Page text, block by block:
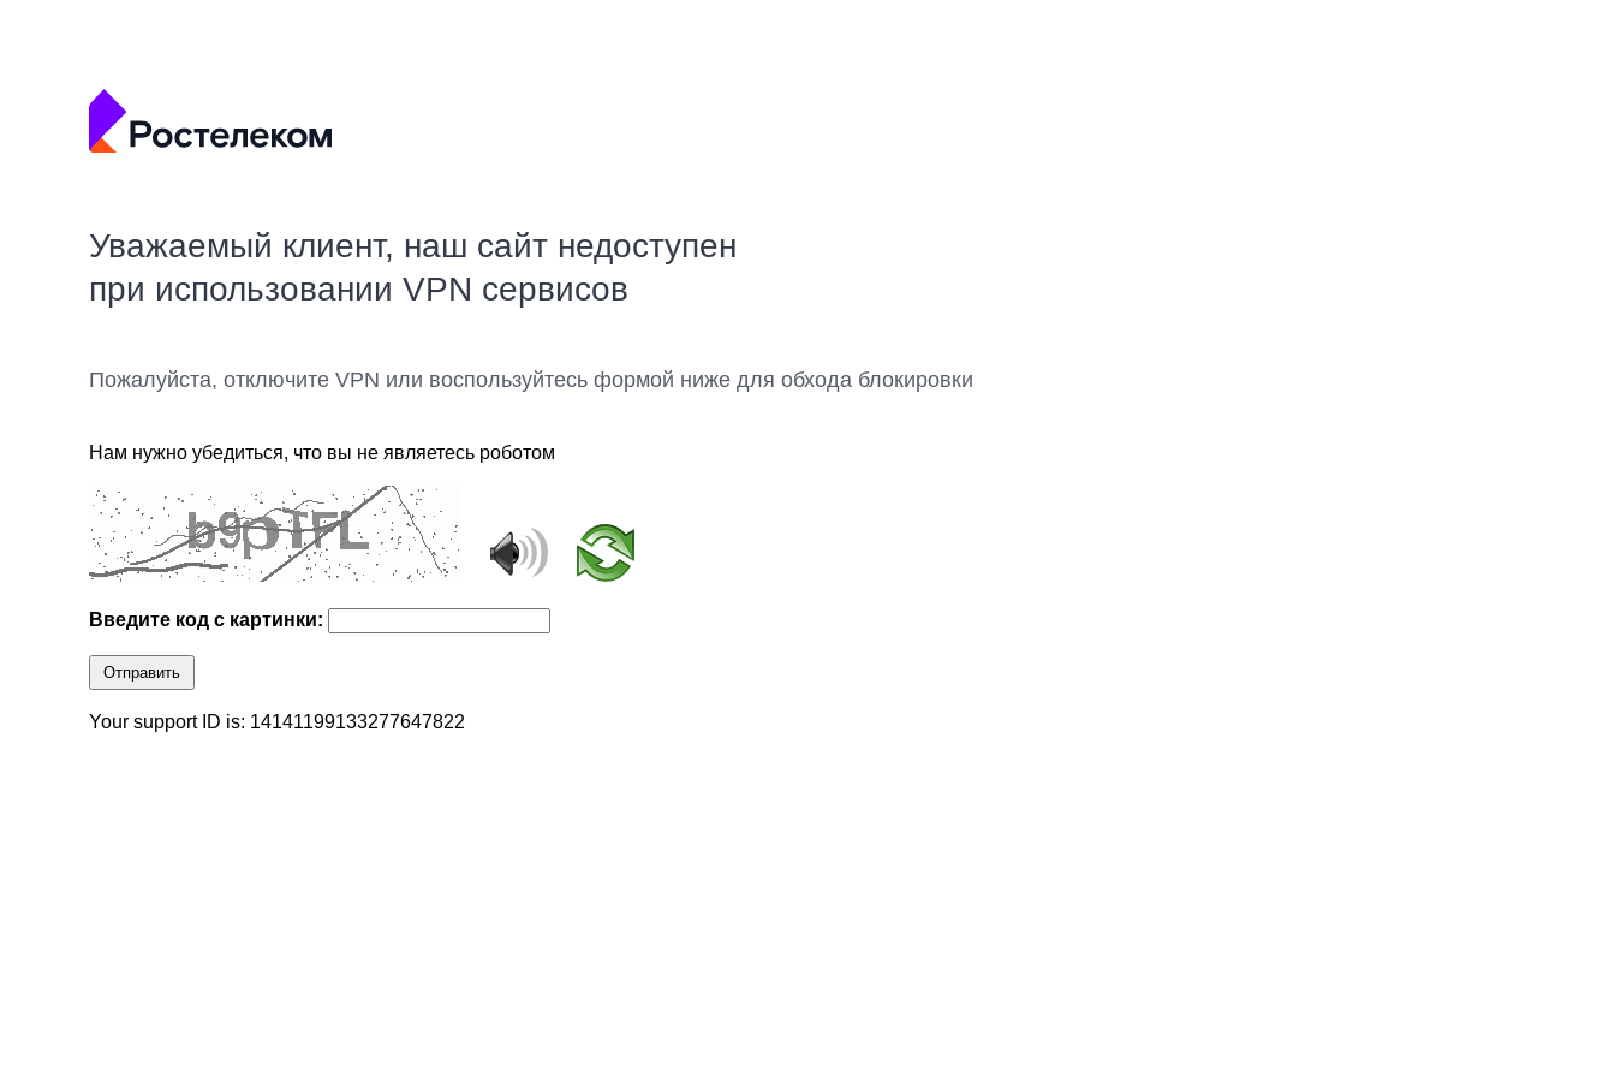
Уважаемый клиент, наш сайт недоступен
при использовании VPN сервисов
Пожалуйста, отключите VPN или воспользуйтесь формой ниже для обхода блокировки
Нам нужно убедиться, что вы не являетесь роботом
Введите код с картинки:
Отправить
Your support ID is: 14141199133277647822